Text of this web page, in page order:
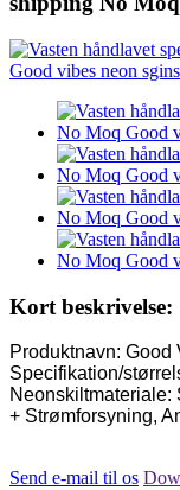
Kort beskrivelse:
Produktnavn:
Specifikation/
+ Strømforsyning,
Send e-mail til os